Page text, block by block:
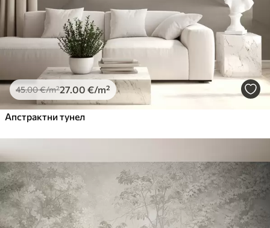
45.00€/m²27 .00 €/m²
Апстрактни тунел